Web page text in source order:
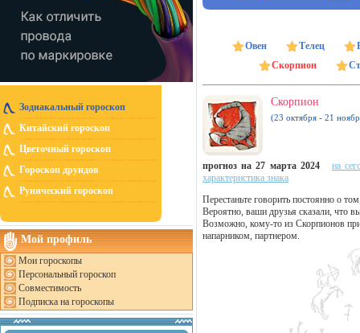
Зодиакальный гороскоп
Китайский гороскоп
Цветочный гороскоп
Гороскоп друидов
Рунический гороскоп
Мой профиль
Мои гороскопы
Персональный гороскоп
Совместимость
Подписка на гороскопы
Овен Телец
Скорпион
Скорпион
(23 октября - 21
прогноз на 27 марта 2024
на
характеристика знака
Перестаньте говорить постоянно о
Вероятно, ваши друзья сказали, что
Возможно, кому-то из Скорпионов
напарником, партнером.